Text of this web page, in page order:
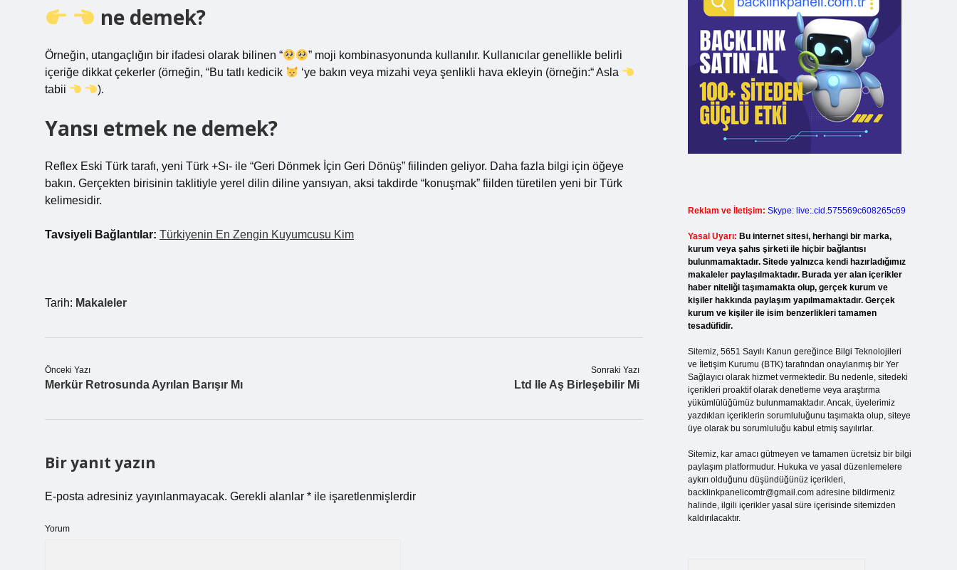
ne demek?
Örneğin, utangaçlığın bir ifadesi olarak bilinen “
” moji kombinasyonunda kullanılır. Kullanıcılar genellikle belirli
içeriğe dikkat çekerler (örneğin, “Bu tatlı kedicik
‘ye bakın veya mizahi veya şenlikli hava ekleyin (örneğin:“ Asla
tabii
).
Yansı etmek ne demek?
Reflex Eski Türk tarafı, yeni Türk +Sı- ile “Geri Dönmek İçin Geri Dönüş” fiilinden geliyor. Daha fazla bilgi için öğeye
bakın. Gerçekten birisinin taklitiyle yerel dilin diline yansıyan, aksi takdirde “konuşmak” fiilden türetilen yeni bir Türk
kelimesidir.
Tavsiyeli Bağlantılar: Türkiyenin En Zengin Kuyumcusu Kim
Tarih: Makaleler
Önceki Yazı
Merkür Retrosunda Ayrılan Barışır Mı
Sonraki Yazı
Ltd Ile Aş Birleşebilir Mi
Bir yanıt yazın
E-posta adresiniz yayınlanmayacak. Gerekli alanlar * ile işaretlenmişlerdir
Yorum
Reklam ve İletişim: Skype: live:.cid.575569c608265c69
Yasal Uyarı: Bu internet sitesi, herhangi bir marka,
kurum veya şahıs şirketi ile hiçbir bağlantısı
bulunmamaktadır. Sitede yalnızca kendi hazırladığımız
makaleler paylaşılmaktadır. Burada yer alan içerikler
haber niteliği taşımamakta olup, gerçek kurum ve
kişiler hakkında paylaşım yapılmamaktadır. Gerçek
kurum ve kişiler ile isim benzerlikleri tamamen
tesadüfidir.
Sitemiz, 5651 Sayılı Kanun gereğince Bilgi Teknolojileri
ve İletişim Kurumu (BTK) tarafından onaylanmış bir Yer
Sağlayıcı olarak hizmet vermektedir. Bu nedenle, sitedeki
içerikleri proaktif olarak denetleme veya araştırma
yükümlülüğümüz bulunmamaktadır. Ancak, üyelerimiz
yazdıkları içeriklerin sorumluluğunu taşımakta olup, siteye
üye olarak bu sorumluluğu kabul etmiş sayılırlar.
Sitemiz, kar amacı gütmeyen ve tamamen ücretsiz bir bilgi
paylaşım platformudur. Hukuka ve yasal düzenlemelere
aykırı olduğunu düşündüğünüz içerikleri,
backlinkpanelicomtr@gmail.comadresine bildirmeniz
halinde, ilgili içerikler yasal süre içerisinde sitemizden
kaldırılacaktır.